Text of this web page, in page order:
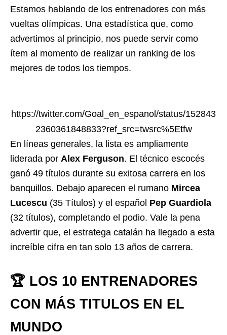
Estamos hablando de los entrenadores con más
vueltas olímpicas. Una estadística que, como
advertimos al principio, nos puede servir como
ítem al momento de realizar un ranking de los
mejores de todos los tiempos.
https://twitter.com/Goal_en_espanol/status/152843
2360361848833?ref_src=twsrc%5Etfw
En líneas generales, la lista es ampliamente
liderada por Alex Ferguson. El técnico escocés
ganó 49 títulos durante su exitosa carrera en los
banquillos. Debajo aparecen el rumano Mircea
Lucescu (35 Títulos) y el español Pep Guardiola
(32 títulos), completando el podio. Vale la pena
advertir que, el estratega catalán ha llegado a esta
increíble cifra en tan solo 13 años de carrera.
🏆 LOS 10 ENTRENADORES
CON MÁS TITULOS EN EL
MUNDO